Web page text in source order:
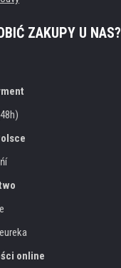
ZAKUPY U NAS?
online